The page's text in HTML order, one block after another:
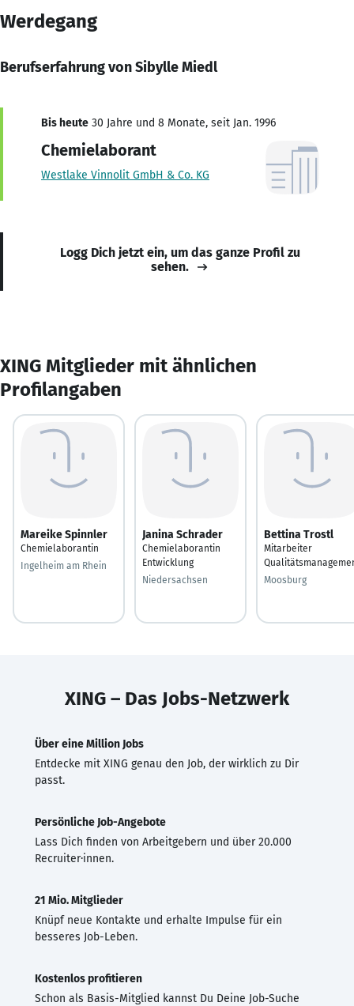
Werdegang
Berufserfahrung von Sibylle Miedl
Bis heute 30 Jahre und 8 Monate, seit Jan. 1996
Chemielaborant
Westlake Vinnolit GmbH & Co. KG
Logg Dich jetzt ein, um das ganze Profil zu
sehen.
XING Mitglieder mit ähnlichen
Profilangaben
Mareike Spinnler
Chemielaborantin
Ingelheim am Rhein
Janina Schrader
Chemielaborantin
Entwicklung
Niedersachsen
Bettina Trostl
Mitarbeiter
Moosburg
XING – Das Jobs-Netzwerk
Über eine Million Jobs
Entdecke mit XING genau den Job, der wirklich zu Dir
passt.
Persönliche Job-Angebote
Lass Dich finden von Arbeitgebern und über 20.000
Recruiter·innen.
21 Mio. Mitglieder
Knüpf neue Kontakte und erhalte Impulse für ein
besseres Job-Leben.
Kostenlos profitieren
Schon als Basis-Mitglied kannst Du Deine Job-Suche